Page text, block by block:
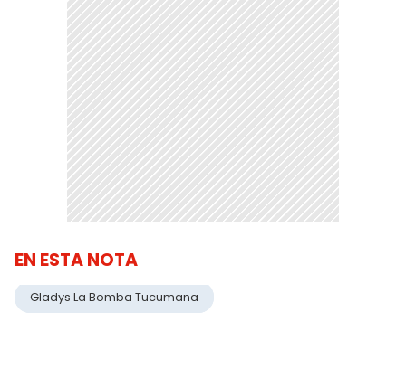
EN ESTA NOTA
Gladys La Bomba Tucumana